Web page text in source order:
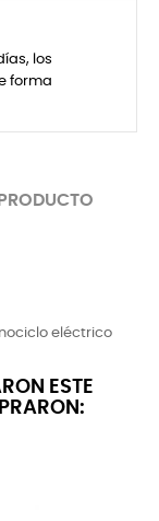
los
forma
eléctrico
ESTE